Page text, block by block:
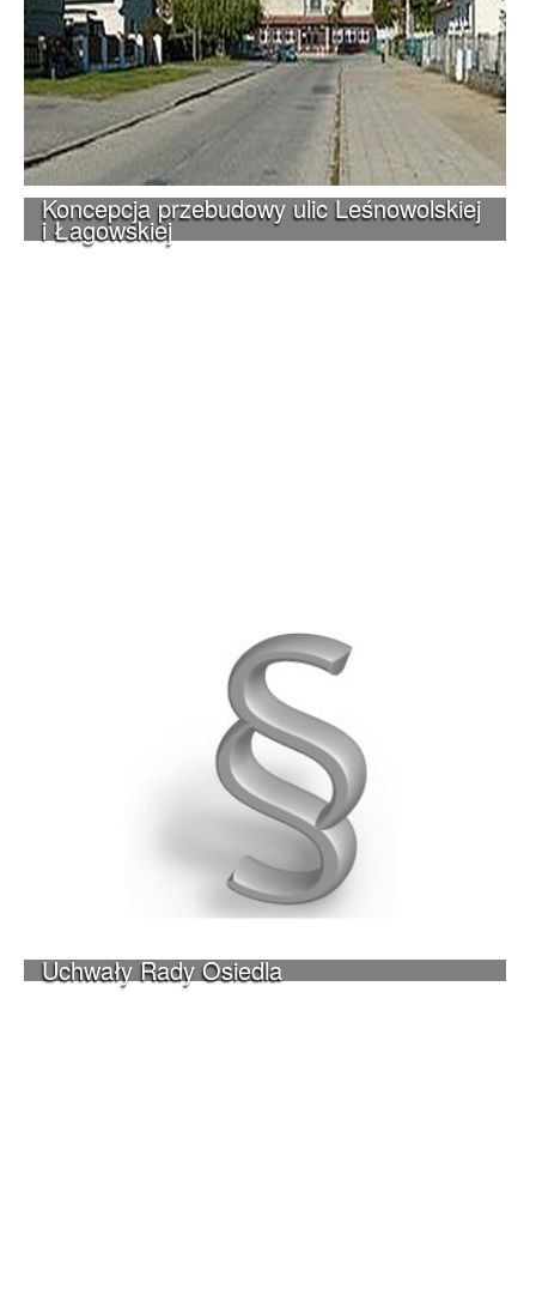
Koncepcja przebudowy ulic Leśnowolskiej
i Łagowskiej
Uchwały Rady Osiedla